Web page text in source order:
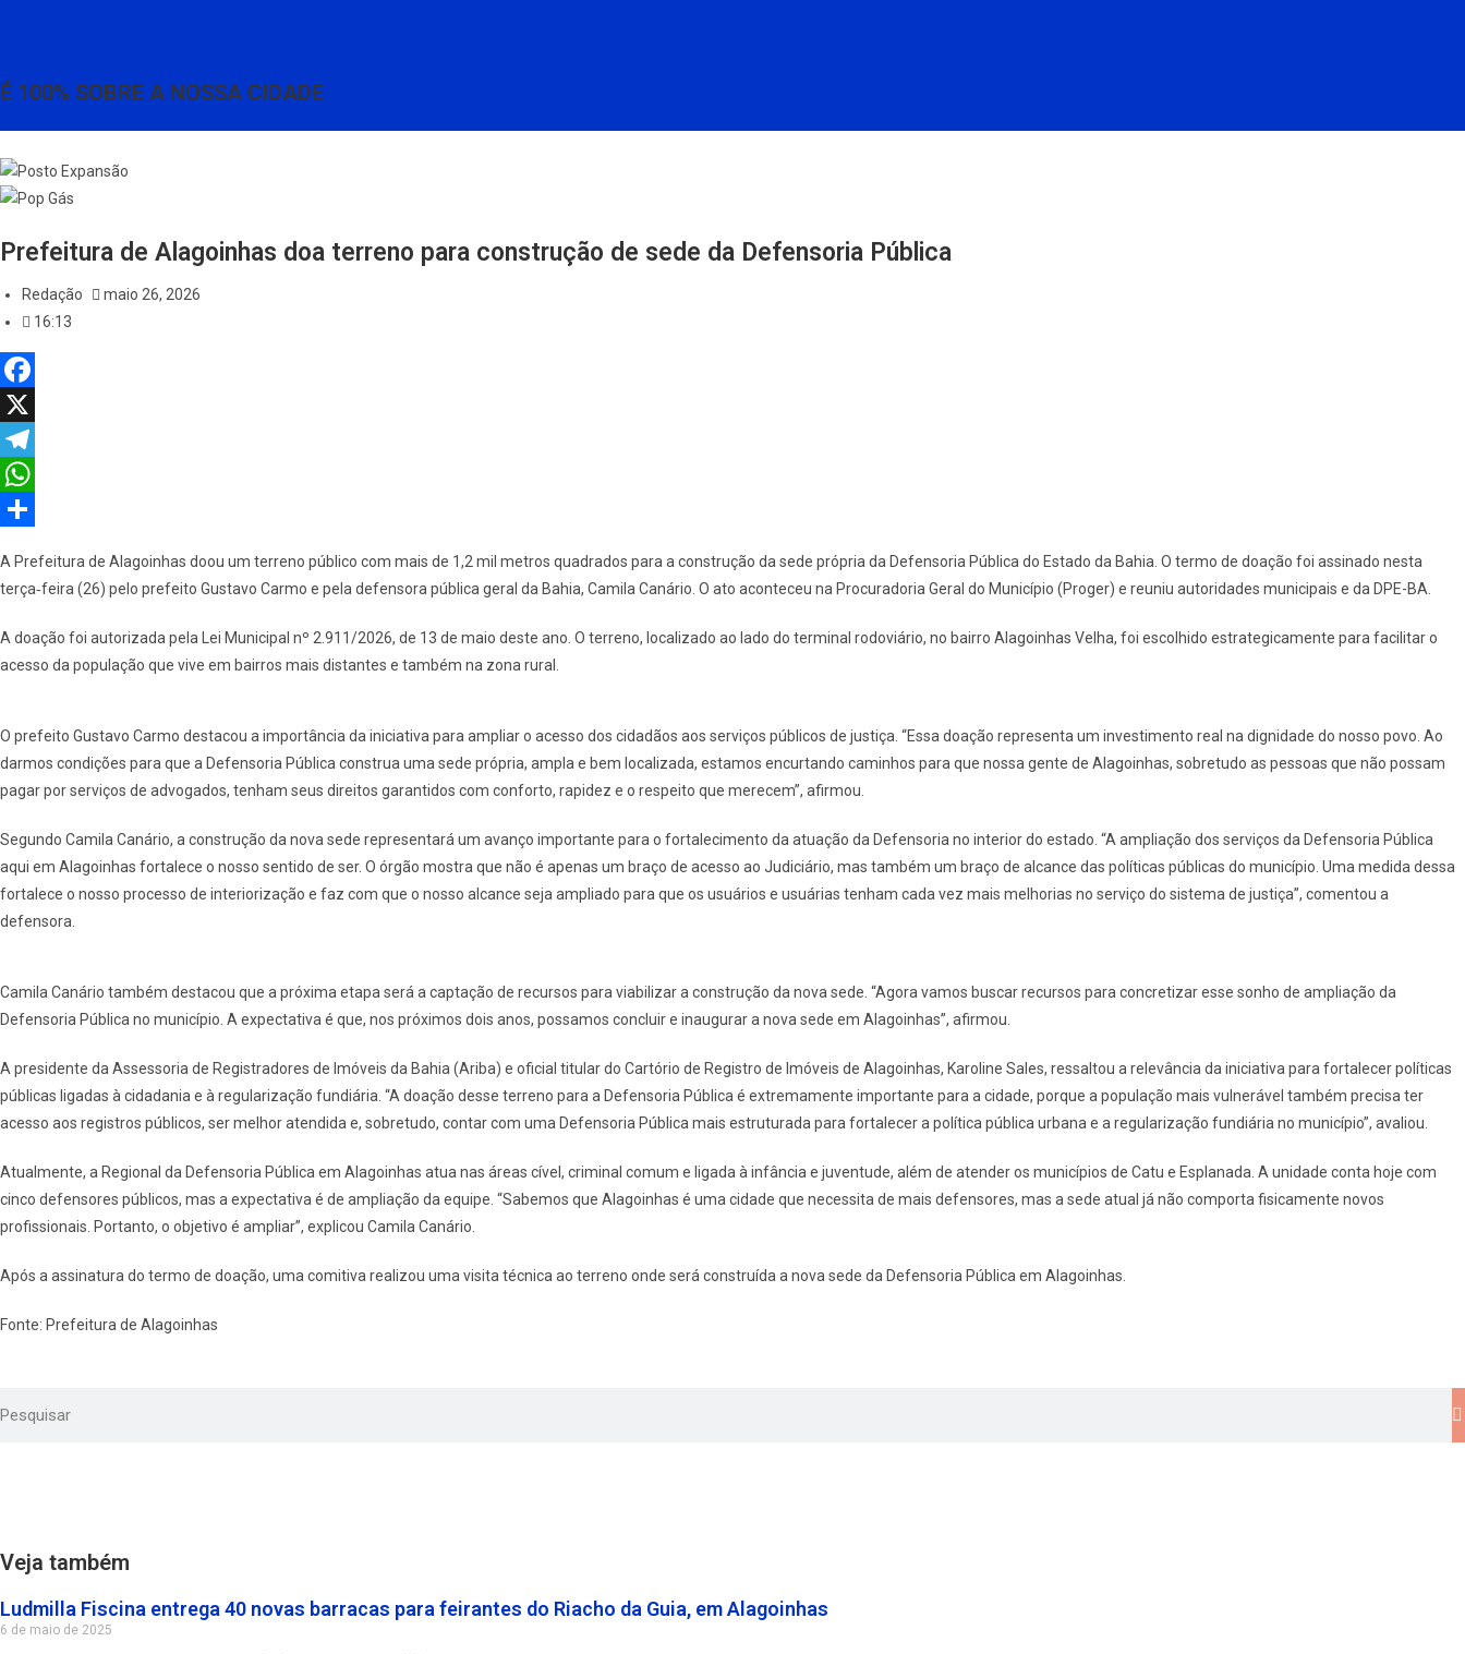
É 100% SOBRE A NOSSA CIDADE
Prefeitura de Alagoinhas doa terreno para construção de sede da Defensoria Pública
Redação
maio 26, 2026
16:13
a
c
e
k
X
T
e
r
W
s
p
r
A Prefeitura de Alagoinhas doou um terreno público com mais de 1,2 mil metros quadrados para a construção da sede própria da Defensoria Pública do Estado da Bahia. O termo de doação foi assinado nesta
terça‐feira (26) pelo prefeito Gustavo Carmo e pela defensora pública geral da Bahia, Camila Canário. O ato aconteceu na Procuradoria Geral do Município (Proger) e reuniu autoridades municipais e da DPE-BA.
A doação foi autorizada pela Lei Municipal nº 2.911/2026, de 13 de maio deste ano. O terreno, localizado ao lado do terminal rodoviário, no bairro Alagoinhas Velha, foi escolhido estrategicamente para facilitar o
acesso da população que vive em bairros mais distantes e também na zona rural.
O prefeito Gustavo Carmo destacou a importância da iniciativa para ampliar o acesso dos cidadãos aos serviços públicos de justiça. “Essa doação representa um investimento real na dignidade do nosso povo. Ao
darmos condições para que a Defensoria Pública construa uma sede própria, ampla e bem localizada, estamos encurtando caminhos para que nossa gente de Alagoinhas, sobretudo as pessoas que não possam
pagar por serviços de advogados, tenham seus direitos garantidos com conforto, rapidez e o respeito que merecem”, afirmou.
Segundo Camila Canário, a construção da nova sede representará um avanço importante para o fortalecimento da atuação da Defensoria no interior do estado. “A ampliação dos serviços da Defensoria Pública
aqui em Alagoinhas fortalece o nosso sentido de ser. O órgão mostra que não é apenas um braço de acesso ao Judiciário, mas também um braço de alcance das políticas públicas do município. Uma medida dessa
fortalece o nosso processo de interiorização e faz com que o nosso alcance seja ampliado para que os usuários e usuárias tenham cada vez mais melhorias no serviço do sistema de justiça”, comentou a
defensora.
Camila Canário também destacou que a próxima etapa será a captação de recursos para viabilizar a construção da nova sede. “Agora vamos buscar recursos para concretizar esse sonho de ampliação da
Defensoria Pública no município. A expectativa é que, nos próximos dois anos, possamos concluir e inaugurar a nova sede em Alagoinhas”, afirmou.
A presidente da Assessoria de Registradores de Imóveis da Bahia (Ariba) e oficial titular do Cartório de Registro de Imóveis de Alagoinhas, Karoline Sales, ressaltou a relevância da iniciativa para fortalecer políticas
públicas ligadas à cidadania e à regularização fundiária. “A doação desse terreno para a Defensoria Pública é extremamente importante para a cidade, porque a população mais vulnerável também precisa ter
acesso aos registros públicos, ser melhor atendida e, sobretudo, contar com uma Defensoria Pública mais estruturada para fortalecer a política pública urbana e a regularização fundiária no município”, avaliou.
Atualmente, a Regional da Defensoria Pública em Alagoinhas atua nas áreas cível, criminal comum e ligada à infância e juventude, além de atender os municípios de Catu e Esplanada. A unidade conta hoje com
cinco defensores públicos, mas a expectativa é de ampliação da equipe. “Sabemos que Alagoinhas é uma cidade que necessita de mais defensores, mas a sede atual já não comporta fisicamente novos
profissionais. Portanto, o objetivo é ampliar”, explicou Camila Canário.
Após a assinatura do termo de doação, uma comitiva realizou uma visita técnica ao terreno onde será construída a nova sede da Defensoria Pública em Alagoinhas.
Fonte: Prefeitura de Alagoinhas
Veja também
Ludmilla Fiscina entrega 40 novas barracas para feirantes do Riacho da Guia, em Alagoinhas
6 de maio de 2025